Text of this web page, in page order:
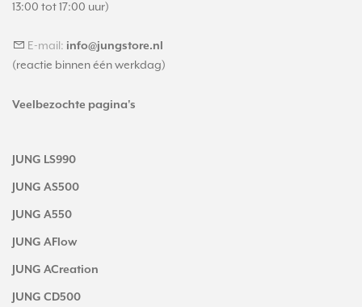
13:00 tot 17:00 uur)
E-mail: info@jungstore.nl
(reactie binnen één werkdag)
Veelbezochte pagina's
JUNG LS990
JUNG AS500
JUNG A550
JUNG AFlow
JUNG ACreation
JUNG CD500